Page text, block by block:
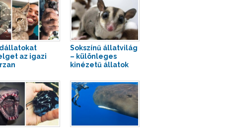
az igazi
Sokszínű állatvilág
– különleges
kinézetű állatok